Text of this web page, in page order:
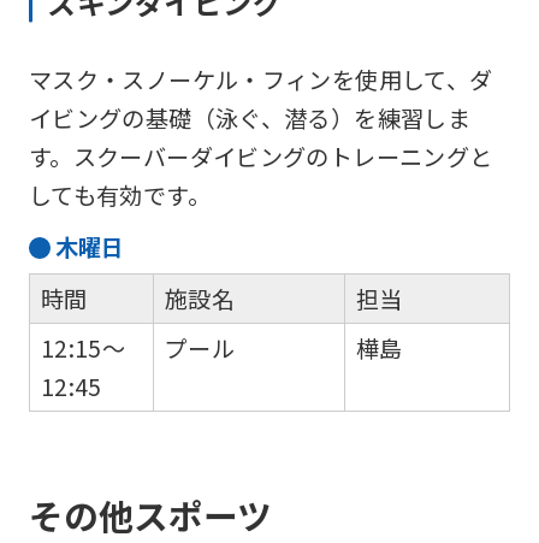
マスク・スノーケル・フィンを使用して、ダ
イビングの基礎（泳ぐ、潜る）を練習しま
す。スクーバーダイビングのトレーニングと
しても有効です。
木曜日
時間
12:15～
12:45
施設名
プール
担当
樺島
その他スポーツ